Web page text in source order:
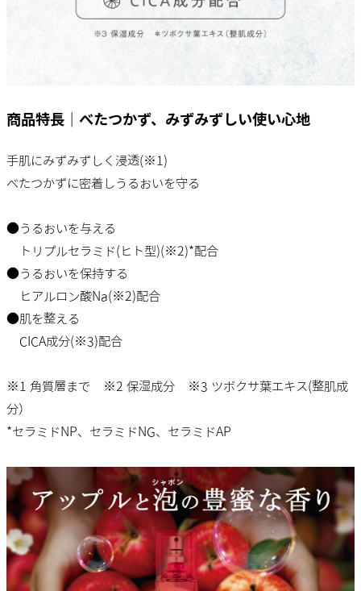
商品特長｜べたつかず、みずみずしい使い心地
手肌にみずみずしく浸透(※1)
べたつかずに密着しうるおいを守る
●うるおいを与える
トリプルセラミド(ヒト型)(※2)*配合
●うるおいを保持する
ヒアルロン酸Na(※2)配合
●肌を整える
CICA成分(※3)配合
※1 角質層まで ※2 保湿成分 ※3 ツボクサ葉エキス(整肌成
分）
*セラミドNP、セラミドNG、セラミドAP